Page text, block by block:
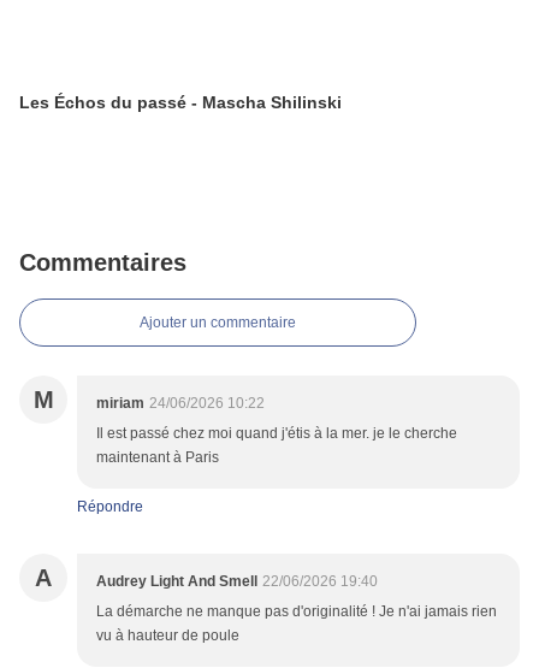
Les Échos du passé - Mascha Shilinski
Commentaires
Ajouter un commentaire
M miriam 24/06/2026 10:22
Il est passé chez moi quand j'étis à la mer. je le cherche
maintenant à Paris
Répondre
A Audrey Light And Smell
22/06/2026 19:40
La démarche ne manque pas d'originalité ! Je n'ai jamais rien
vu à hauteur de poule